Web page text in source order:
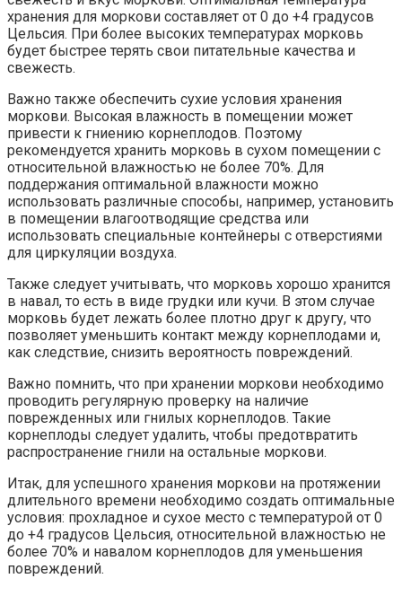
хранения для моркови составляет от 0 до +4 градусов
Цельсия. При более высоких температурах морковь
будет быстрее терять свои питательные качества и
свежесть.
Важно также обеспечить сухие условия хранения
моркови. Высокая влажность в помещении может
привести к гниению корнеплодов. Поэтому
рекомендуется хранить морковь в сухом помещении с
относительной влажностью не более 70%. Для
поддержания оптимальной влажности можно
использовать различные способы, например, установить
в помещении влагоотводящие средства или
использовать специальные контейнеры с отверстиями
для циркуляции воздуха.
Также следует учитывать, что морковь хорошо хранится
в навал, то есть в виде грудки или кучи. В этом случае
морковь будет лежать более плотно друг к другу, что
позволяет уменьшить контакт между корнеплодами и,
как следствие, снизить вероятность повреждений.
Важно помнить, что при хранении моркови необходимо
проводить регулярную проверку на наличие
поврежденных или гнилых корнеплодов. Такие
корнеплоды следует удалить, чтобы предотвратить
распространение гнили на остальные моркови.
Итак, для успешного хранения моркови на протяжении
длительного времени необходимо создать оптимальные
условия: прохладное и сухое место с температурой от 0
до +4 градусов Цельсия, относительной влажностью не
более 70% и навалом корнеплодов для уменьшения
повреждений.